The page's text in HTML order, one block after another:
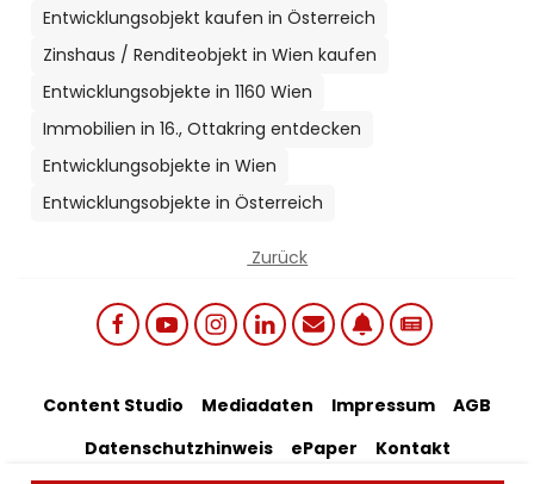
Entwicklungsobjekt kaufen in Österreich
Zinshaus / Renditeobjekt in Wien kaufen
Entwicklungsobjekte in 1160 Wien
Immobilien in 16., Ottakring entdecken
Entwicklungsobjekte in Wien
Entwicklungsobjekte in Österreich
Zurück
Social links menu
Footer Bottom Menu
Content Studio Mediadaten Impressum
AGB
Datenschutzhinweis
ePaper
Kontakt